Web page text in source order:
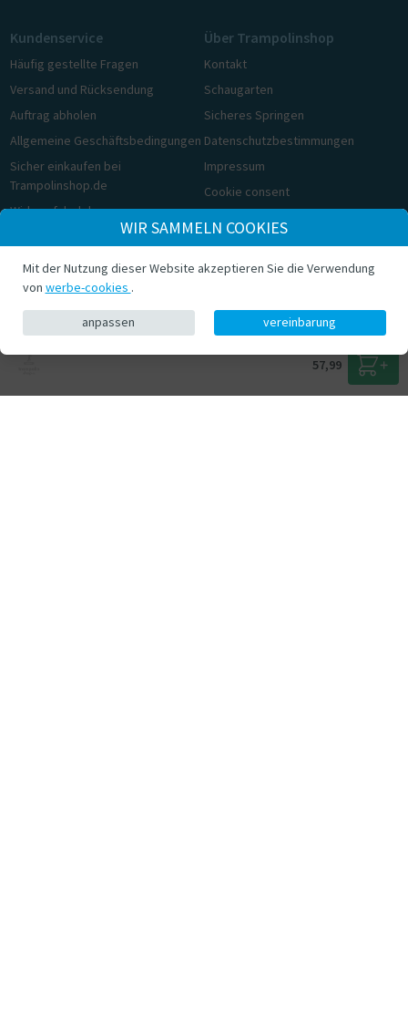
57,99
Kundenservice
Häufig gestellte Fragen
Versand und Rücksendung
Auftrag abholen
Allgemeine Geschäftsbedingungen
Sicher einkaufen bei
Trampolinshop.de
Widerrufsbelehrung
Über Trampolinshop
Kontakt
Schaugarten
Sicheres Springen
Datenschutzbestimmungen
Impressum
Cookie consent
© Trampolinshop.de 2026
WIR SAMMELN COOKIES
Mit der Nutzung dieser Website akzeptieren Sie die Verwendung
von werbe-cookies .
anpassen vereinbarung